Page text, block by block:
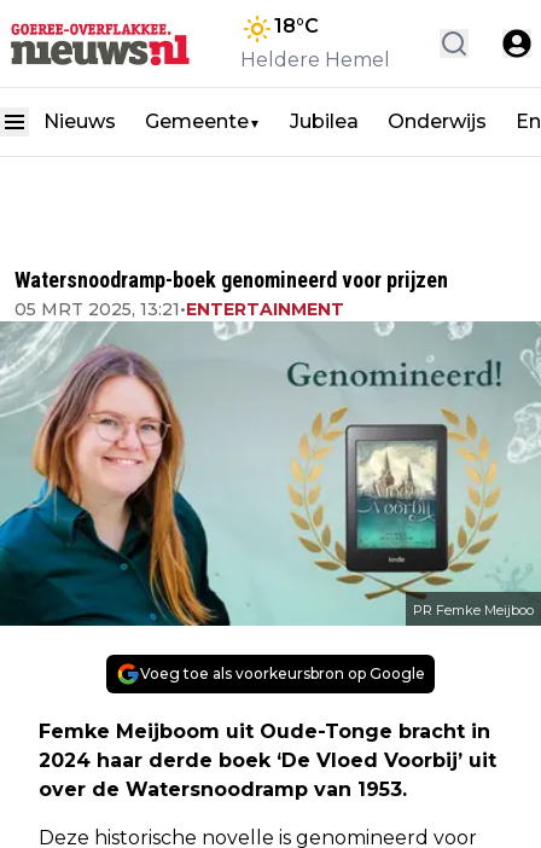
18°C
Heldere Hemel
Nieuws Gemeente▼ Jubilea Onderwijs
Watersnoodramp-boek genomineerd voor prijzen
05 MRT 2025, 13:21•ENTERTAINMENT
PR Femke Meijboo
Voeg toe als voorkeursbron op Google
Femke Meijboom uit Oude-Tonge bracht in
2024 haar derde boek ‘De Vloed Voorbij’ uit
over de Watersnoodramp van 1953.
Deze historische novelle is genomineerd voor